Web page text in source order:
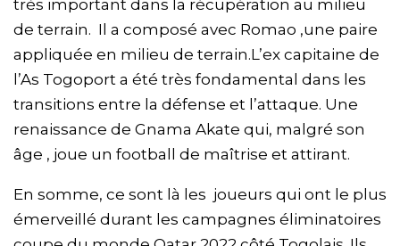
très important dans la récupération au milieu
de terrain. Il a composé avec Romao ,une paire
appliquée en milieu de terrain.L’ex capitaine de
l’As Togoport a été très fondamental dans les
transitions entre la défense et l’attaque. Une
renaissance de Gnama Akate qui, malgré son
âge , joue un football de maîtrise et attirant.
En somme, ce sont là les joueurs qui ont le plus
émerveillé durant les campagnes éliminatoires